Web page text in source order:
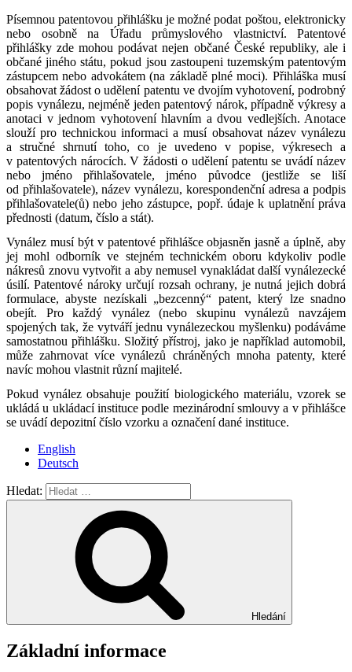
Písemnou patentovou přihlášku je možné podat poštou, elektronicky
nebo osobně na Úřadu průmyslového vlastnictví. Patentové
přihlášky zde mohou podávat nejen občané České republiky, ale i
občané jiného státu, pokud jsou zastoupeni tuzemským patentovým
zástupcem nebo advokátem (na základě plné moci). Přihláška musí
obsahovat žádost o udělení patentu ve dvojím vyhotovení, podrobný
popis vynálezu, nejméně jeden patentový nárok, případně výkresy a
anotaci v jednom vyhotovení hlavním a dvou vedlejších. Anotace
slouží pro technickou informaci a musí obsahovat název vynálezu
a stručné shrnutí toho, co je uvedeno v popise, výkresech a
v patentových nárocích. V žádosti o udělení patentu se uvádí název
nebo jméno přihlašovatele, jméno původce (jestliže se liší
od přihlašovatele), název vynálezu, korespondenční adresa a podpis
přihlašovatele(ů) nebo jeho zástupce, popř. údaje k uplatnění práva
přednosti (datum, číslo a stát).
Vynález musí být v patentové přihlášce objasněn jasně a úplně, aby
jej mohl odborník ve stejném technickém oboru kdykoliv podle
nákresů znovu vytvořit a aby nemusel vynakládat další vynálezecké
úsilí. Patentové nároky určují rozsah ochrany, je nutná jejich dobrá
formulace, abyste nezískali „bezcenný“ patent, který lze snadno
obejít. Pro každý vynález (nebo skupinu vynálezů navzájem
spojených tak, že vytváří jednu vynálezeckou myšlenku) podáváme
samostatnou přihlášku. Složitý přístroj, jako je například automobil,
může zahrnovat více vynálezů chráněných mnoha patenty, které
navíc mohou vlastnit různí majitelé.
Pokud vynález obsahuje použití biologického materiálu, vzorek se
ukládá u ukládací instituce podle mezinárodní smlouvy a v přihlášce
se uvádí depozitní číslo vzorku a označení dané instituce.
English
Deutsch
Hledat:
Hledání
Základní informace